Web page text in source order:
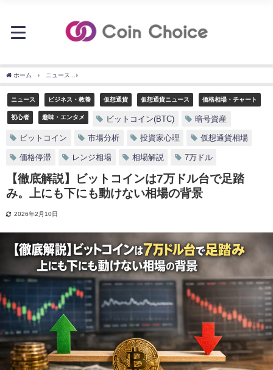
ホーム ニュース
ニュース ビジネス・教養 仮想通貨 仮想通貨ニュース 価格相場・チャート
初心者 趣味・エンタメ ビットコイン(BTC) 暗号資産
ビットコイン 市場分析 投資家心理 仮想通貨相場
価格停滞 レンジ相場 相場解説 7万ドル
【徹底解説】ビットコインは7万ドル台で足踏
み。上にも下にも動けない相場の背景
2026年2月10日